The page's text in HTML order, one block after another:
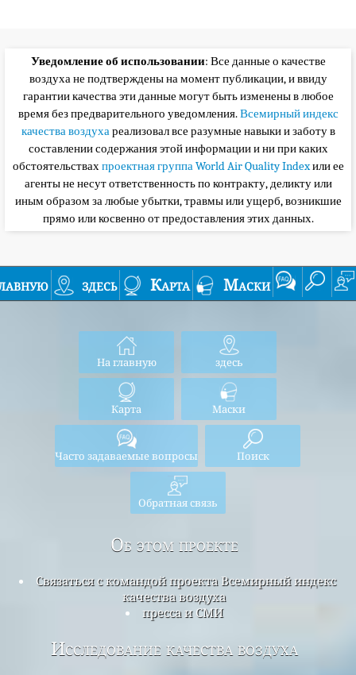
Уведомление об использовании: Все данные о качестве
воздуха не подтверждены на момент публикации, и ввиду
гарантии качества эти данные могут быть изменены в любое
время без предварительного уведомления.Всемирный индекс
качества воздухареализовал все разумные навыки и заботу в
составлении содержания этой информации и ни при каких
обстоятельствахпроектная группа World Air Quality Indexили ее
агенты не несут ответственность по контракту, деликту или
иным образом за любые убытки, травмы или ущерб, возникшие
прямо или косвенно от предоставления этих данных.
здесь Карта Маски
На главную здесь
Карта Маски
Часто задаваемые вопросы Поиск
Обратная связь
Об этом проекте
Связаться с командой проекта Всемирный индекс
качества воздуха
пресса и СМИ
Исследование качества воздуха